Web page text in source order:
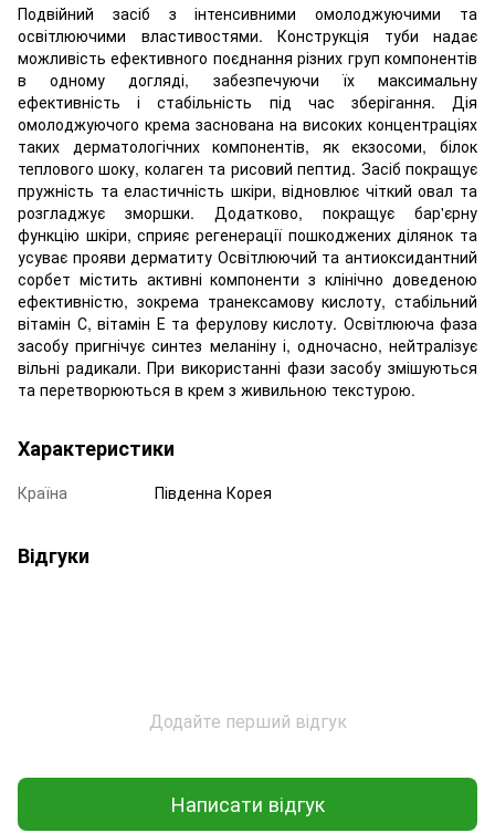
Подвійний засіб з інтенсивними омолоджуючими та
освітлюючими властивостями. Конструкція туби надає
можливість ефективного поєднання різних груп компонентів
в одному догляді, забезпечуючи їх максимальну
ефективність і стабільність під час зберігання. Дія
омолоджуючого крема заснована на високих концентраціях
таких дерматологічних компонентів, як екзосоми, білок
теплового шоку, колаген та рисовий пептид. Засіб покращує
пружність та еластичність шкіри, відновлює чіткий овал та
розгладжує зморшки. Додатково, покращує бар'єрну
функцію шкіри, сприяє регенерації пошкоджених ділянок та
усуває прояви дерматиту Освітлюючий та антиоксидантний
сорбет містить активні компоненти з клінічно доведеною
ефективністю, зокрема транексамову кислоту, стабільний
вітамін С, вітамін Е та ферулову кислоту. Освітлююча фаза
засобу пригнічує синтез меланіну і, одночасно, нейтралізує
вільні радикали. При використанні фази засобу змішуються
та перетворюються в крем з живильною текстурою.
Характеристики
Країна Південна Корея
Відгуки
Додайте перший відгук
Написати відгук